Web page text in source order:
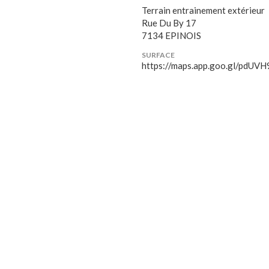
Terrain entrainement extérieur
Rue Du By 17
7134 EPINOIS
SURFACE
https://maps.app.goo.gl/